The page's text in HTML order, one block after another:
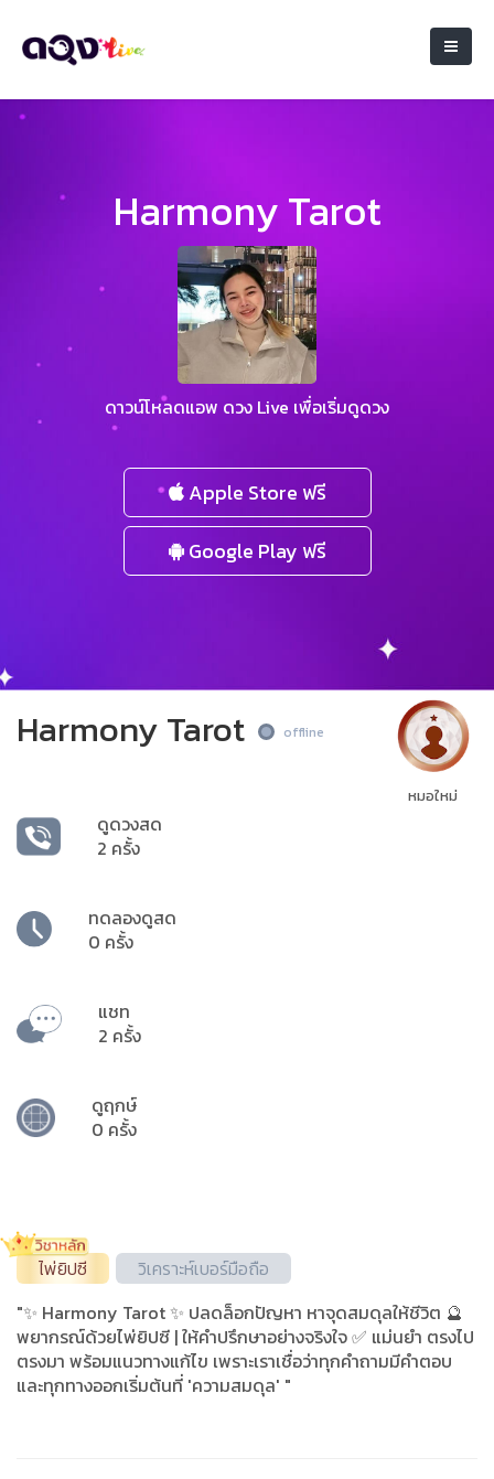
Harmony Tarot
ดาวน์โหลดแอพ ดวง Live เพื่อเริ่มดูดวง
Apple Store ฟรี
Google Play ฟรี
Harmony Tarot offline
ดูดวงสด
2 ครั้ง
ทดลองดูสด
0 ครั้ง
แชท
2 ครั้ง
ดูฤกษ์
0 ครั้ง
หมอใหม่
ไพ่ยิปซี
วิเคราะห์เบอร์มือถือ
"​✨ Harmony Tarot ✨ ปลดล็อกปัญหา หาจุดสมดุลให้ชีวิต 🔮
พยากรณ์ด้วยไพ่ยิปซี | ให้คำปรึกษาอย่างจริงใจ ✅ แม่นยำ ตรงไป
ตรงมา พร้อมแนวทางแก้ไข เพราะเราเชื่อว่าทุกคำถามมีคำตอบ
และทุกทางออกเริ่มต้นที่ 'ความสมดุล' "